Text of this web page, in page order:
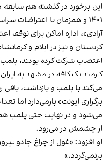
این برخورد در گذشته هم سابقه
۱۴۰۱ و همزمان با اعتراضات
آزادی»، اداره اماکن برای
کردستان و نیز در ایلام و
اعتصاب شرکت کرده بودند، پلمب
کارمند یک کافه در مشهد به
می‌کند با پلمب و بازداشت، باقی
برگزاری ایونت» بازمی‌دارد اما
می‌شود و در نهایت حتی پلمب
از چشمش در می‌رود.
او افزود: «غول از چراغ جادو
برنمی‎‌گردد.»